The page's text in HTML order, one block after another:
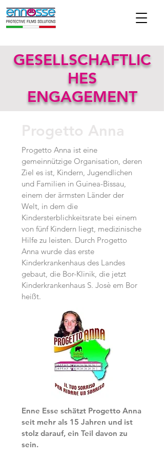
GESELLSCHAFTLIC
HES
ENGAGEMENT
Progetto Anna
Progetto Anna ist eine
gemeinnützige Organisation, deren
Ziel es ist, Kindern, Jugendlichen
und Familien in Guinea-Bissau,
einem der ärmsten Länder der
Welt, in dem die
Kindersterblichkeitsrate bei einem
von fünf Kindern liegt, medizinische
Hilfe zu leisten. Durch Progetto
Anna wurde das erste
Kinderkrankenhaus des Landes
gebaut, die Bor-Klinik, die jetzt
Kinderkrankenhaus S. Josè em Bor
heißt.
Enne Esse schätzt Progetto Anna
seit mehr als 15 Jahren und ist
stolz darauf, ein Teil davon zu
sein.